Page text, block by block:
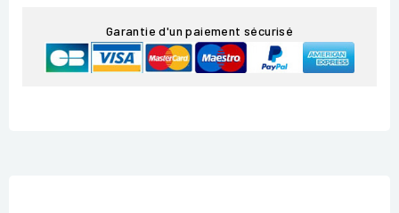
Garantie d'un paiement sécurisé